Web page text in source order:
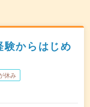
からはじめ
休み